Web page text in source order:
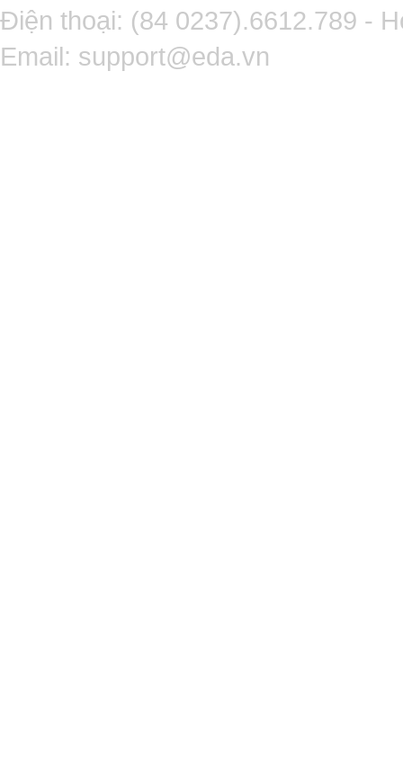
Điện thoại: (84 0237).6612.789 -
Email: support@eda.vn